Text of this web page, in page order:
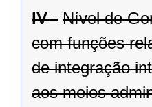
IV - Nível de
com funções
de integração
aos meios